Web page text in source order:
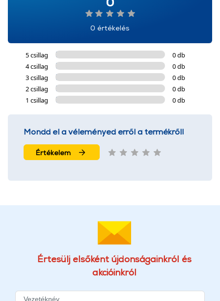
0 értékelés
5 csillag
0 db
4 csillag
0 db
3 csillag
0 db
2 csillag
0 db
1 csillag
0 db
Mondd el a véleményed erről a termékről!
Értékelem
Értesülj elsőként újdonságainkról és
akcióinkról